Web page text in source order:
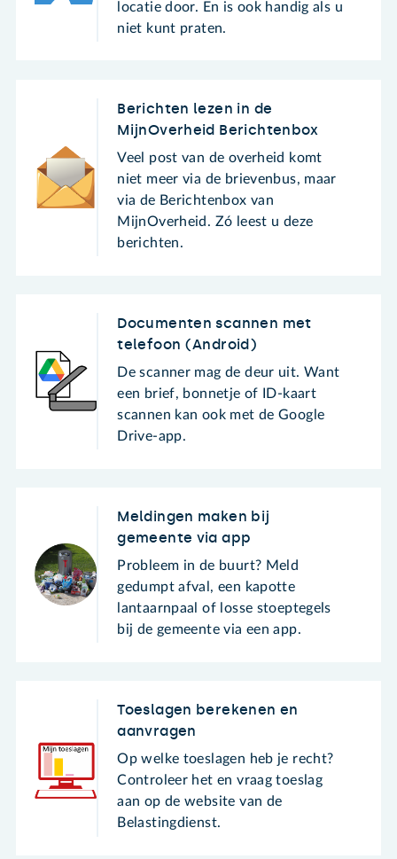
locatie door. En is ook handig als u
niet kunt praten.
Berichten lezen in de
MijnOverheid Berichtenbox
Veel post van de overheid komt
niet meer via de brievenbus, maar
via de Berichtenbox van
MijnOverheid. Zó leest u deze
berichten.
Documenten scannen met
telefoon (Android)
De scanner mag de deur uit. Want
een brief, bonnetje of ID-kaart
scannen kan ook met de Google
Drive-app.
Meldingen maken bij
gemeente via app
Probleem in de buurt? Meld
gedumpt afval, een kapotte
lantaarnpaal of losse stoeptegels
bij de gemeente via een app.
Toeslagen berekenen en
aanvragen
Op welke toeslagen heb je recht?
Controleer het en vraag toeslag
aan op de website van de
Belastingdienst.